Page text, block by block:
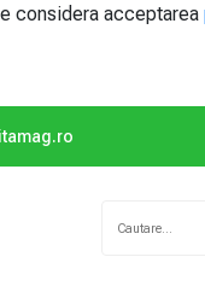
considera acceptarea